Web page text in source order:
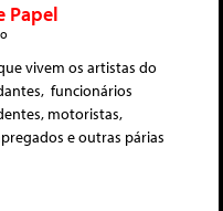
Papel
vivem os artistas do
funcionários
motoristas,
e outras párias